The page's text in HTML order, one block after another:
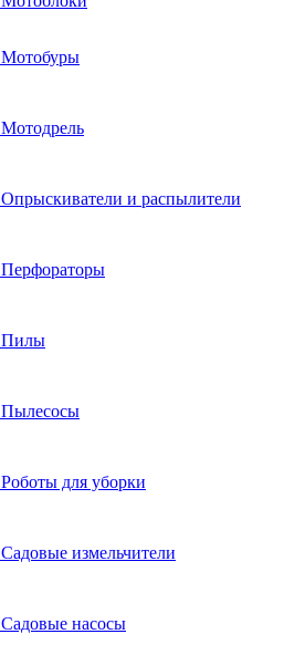
Мотобуры
Мотодрель
Опрыскиватели и распылители
Перфораторы
Пилы
Пылесосы
Роботы для уборки
Садовые измельчители
Садовые насосы